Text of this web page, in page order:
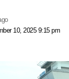
10, 2025 9:15 pm